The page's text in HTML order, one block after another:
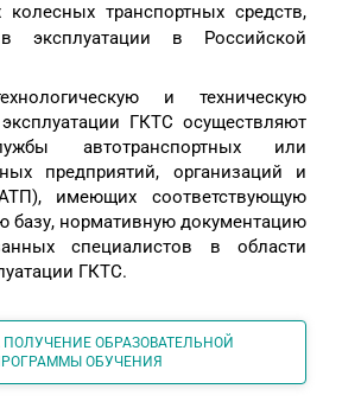
колесных транспортных средств,
эксплуатации в Российской
и техническую
ГКТС осуществляют
автотранспортных или
предприятий, организаций и
имеющих соответствующую
базу, нормативную документацию
специалистов в области
ГКТС.
ОБРАЗОВАТЕЛЬНОЙ
ОБУЧЕНИЯ